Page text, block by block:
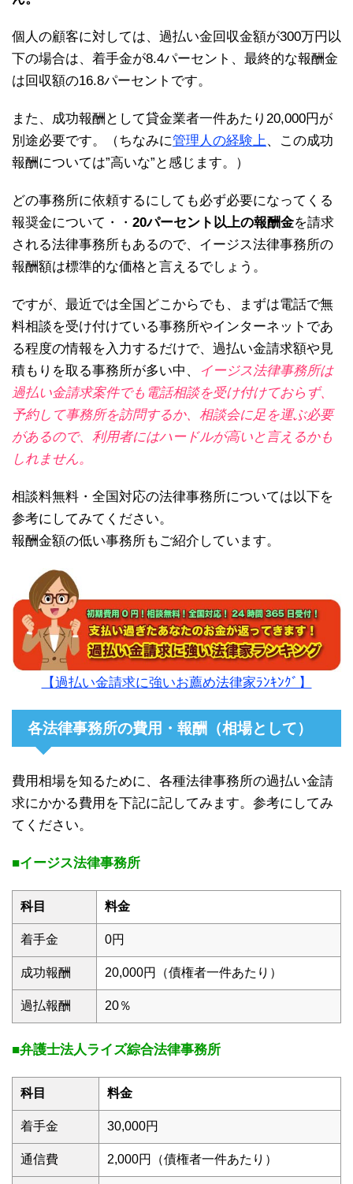
個人の顧客に対しては、過払い金回収金額が300万円以
下の場合は、着手金が8.4パーセント、最終的な報酬金
は回収額の16.8パーセントです。
また、成功報酬として貸金業者一件あたり20,000円が
別途必要です。（ちなみに管理人の経験上 、この成功
報酬については”高いな”と感じます。）
どの事務所に依頼するにしても必ず必要になってくる
報奨金について・・ 20パーセント以上の報酬金を請求
される法律事務所もあるので、イージス法律事務所の
報酬額は標準的な価格と言えるでしょう。
ですが、最近では全国どこからでも、まずは電話で無
料相談を受け付けている事務所やインターネットであ
る程度の情報を入力するだけで、過払い金請求額や見
積もりを取る事務所が多い中、
イージス法律事務所は
過払い金請求案件でも電話相談を受け付けておらず、
予約して事務所を訪問するか、相談会に足を運ぶ必要
があるので、利用者にはハードルが高いと言えるかも
しれません。
相談料無料・全国対応の法律事務所については以下を
参考にしてみてください。
報酬金額の低い事務所もご紹介しています。
【過払い金請求に強いお薦め法律家ﾗﾝｷﾝｸﾞ】
各法律事務所の費用・報酬（相場として）
費用相場を知るために、各種法律事務所の過払い金請
求にかかる費用を下記に記してみます。参考にしてみ
てください。
■イージス法律事務所
科目 料金
着手金 0円
成功報酬 20,000円（債権者一件あたり）
過払報酬 20％
■弁護士法人ライズ綜合法律事務所
科目 料金
着手金 30,000円
通信費 2,000円（債権者一件あたり）